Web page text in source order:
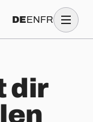
DEENFR
dir